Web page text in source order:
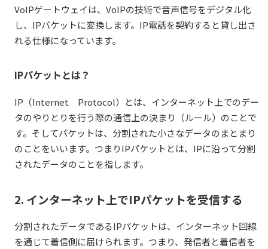
VoIPゲートウェイは、VoIPの技術で音声信号をデジタル化
し、IPパケットに変換します。IP電話を契約すると貸し出さ
れる仕様になっています。
IPパケットとは？
IP（Internet Protocol）とは、インターネット上でのデー
タのやりとりを行う際の通信上の決まり（ルール）のことで
す。そしてパケットは、分割された小さなデータのまとまり
のことをいいます。つまりIPパケットとは、IPに沿って分割
されたデータのことを指します。
2. インターネット上でIPパケットを受信する
分割されたデータであるIPパケットは、インターネット回線
を通じて着信側に届けられます。つまり、発信者と着信者を